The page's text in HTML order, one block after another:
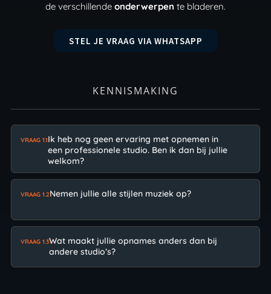
de verschillende onderwerpen te bladeren.
STEL JE VRAAG VIA WHATSAPP
KENNISMAKING
VRAAG 1.1Ik heb nog geen ervaring met opnemen in
een professionele studio. Ben ik dan bij jullie
welkom?
VRAAG 1.2Nemen jullie alle stijlen muziek op?
VRAAG 1.3Wat maakt jullie opnames anders dan bij
andere studio’s?